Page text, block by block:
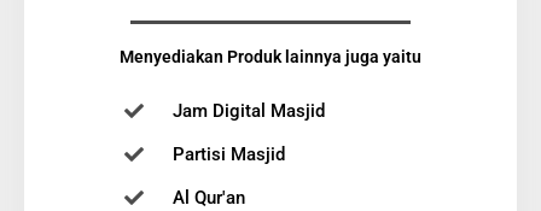
Menyediakan Produk lainnya juga yaitu
Jam Digital Masjid
Partisi Masjid
Al Qur'an